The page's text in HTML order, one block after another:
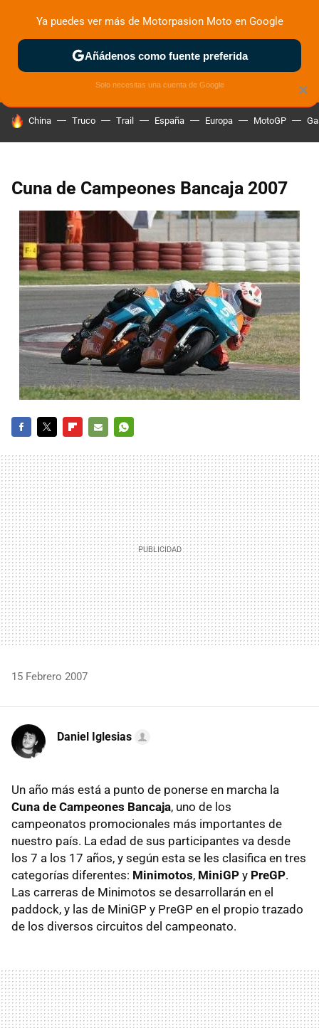
ZONA DE PRUEBAS DEPORTIVAS MOTOS ELÉCTRICAS
HOY SE HABLA DE
China Truco Trail España Europa MotoGP
Cuna de Campeones Bancaja 2007
MAIL
15 Febrero 2007
Daniel Iglesias
Un año más está a punto de ponerse en marcha la
Cuna de Campeones Bancaja, uno de los
campeonatos promocionales más importantes de
nuestro país. La edad de sus participantes va desde
los 7 a los 17 años, y según esta se les clasifica en tres
categorías diferentes: Minimotos, MiniGP y PreGP.
Las carreras de Minimotos se desarrollarán en el
paddock, y las de MiniGP y PreGP en el propio trazado
de los diversos circuitos del campeonato.
×
Ya puedes ver más de Motorpasion Moto en Google
Añádenos como fuente preferida
Solo necesitas una cuenta de Google